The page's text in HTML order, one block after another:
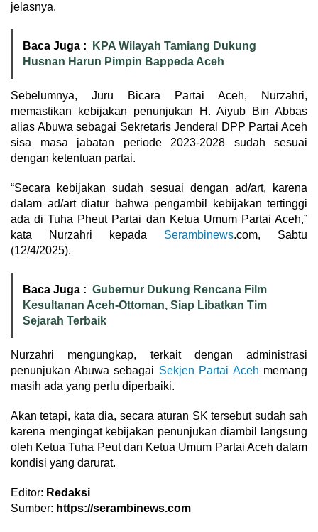
jelasnya.
Baca Juga :
KPA Wilayah Tamiang Dukung
Husnan Harun Pimpin Bappeda Aceh
Sebelumnya, Juru Bicara Partai Aceh, Nurzahri,
memastikan kebijakan penunjukan H. Aiyub Bin Abbas
alias Abuwa sebagai Sekretaris Jenderal DPP Partai Aceh
sisa masa jabatan periode 2023-2028 sudah sesuai
dengan ketentuan partai.
“Secara kebijakan sudah sesuai dengan ad/art, karena
dalam ad/art diatur bahwa pengambil kebijakan tertinggi
ada di Tuha Pheut Partai dan Ketua Umum Partai Aceh,”
kata Nurzahri kepada Serambinews.com, Sabtu
(12/4/2025).
Baca Juga : Gubernur Dukung Rencana Film
Kesultanan Aceh-Ottoman, Siap Libatkan Tim
Sejarah Terbaik
Nurzahri mengungkap, terkait dengan administrasi
penunjukan Abuwa sebagai Sekjen Partai Aceh memang
masih ada yang perlu diperbaiki.
Akan tetapi, kata dia, secara aturan SK tersebut sudah sah
karena mengingat kebijakan penunjukan diambil langsung
oleh Ketua Tuha Peut dan Ketua Umum Partai Aceh dalam
kondisi yang darurat.
Editor: Redaksi
Sumber: https://serambinews.com